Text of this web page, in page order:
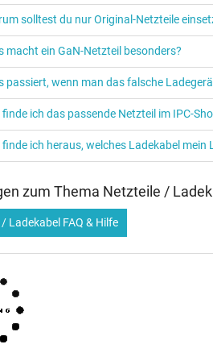
Modelle für P/N 0A001-
diesen Artikel anhand einer
bitte den Hersteller und die Modell
ich mein Notebook Modell?
solltest du nur Original-Netzteile
macht ein GaN-Netzteil besonders?
passiert, wenn man das falsche
finde ich das passende Netzteil im IPC-
finde ich heraus, welches Ladekabel mein
zum Thema Netzteile /
Ladekabel FAQ & Hilfe